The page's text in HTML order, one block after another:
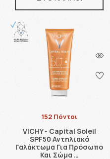
152 Πόντοι
VICHY - Capital Soleil
SPF50 Αντηλιακό
Γαλάκτωμα Για Πρόσωπο
Και Σώμα …